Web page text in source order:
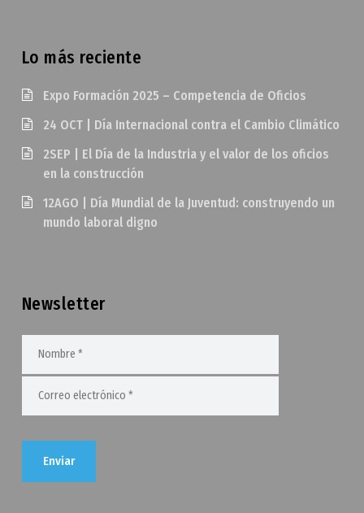
Lo más reciente
Expo Formación 2025 – Competencia de Oficios
24 OCT | Día Internacional contra el Cambio Climático
2SEP | El Día de la Industria y el valor de los oficios
en la construcción
12AGO | Día Mundial de la Juventud: construyendo un
mundo laboral digno
Newsletter